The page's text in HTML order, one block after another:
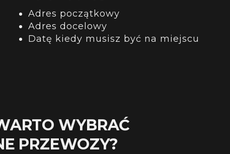
Adres początkowy
Adres docelowy
Datę kiedy musisz być na miejscu
WYBRAĆ
PRZEWOZY?